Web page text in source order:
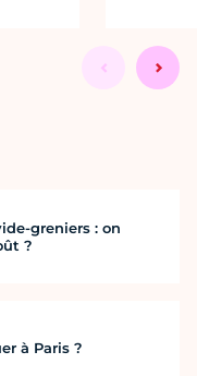
greniers : on
?
à Paris ?